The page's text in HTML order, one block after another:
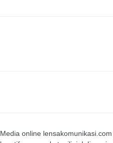
Media online